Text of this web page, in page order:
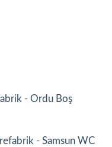
- Ordu Boş
- Samsun WC